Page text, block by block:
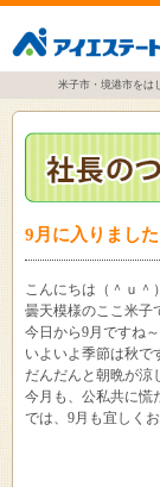
米子市・境港市をは
9月に入りました
こんにちは（＾ｕ＾）
曇天模様のここ米子
今日から9月ですね～
いよいよ季節は秋で
だんだんと朝晩が涼
今月も、公私共に慌
では、9月も宜しく